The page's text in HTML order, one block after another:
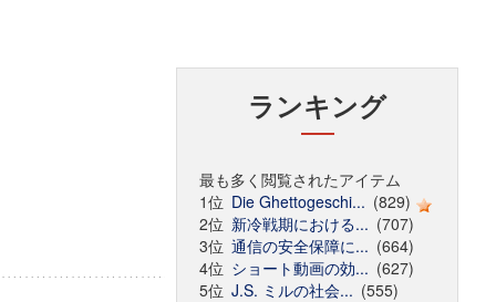
ランキング
最も多く閲覧されたアイテム
1位 Die Ghettogeschi... (829)
2位 新冷戦期における... (707)
3位 通信の安全保障に... (664)
4位 ショート動画の効... (627)
5位 J.S. ミルの社会... (555)